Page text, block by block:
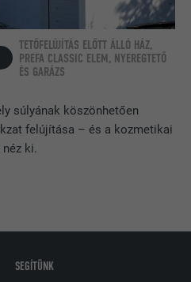
súlyának köszönhetően
felújítása – és a kozmetikai
ki.
TETŐFELÚJÍTÁS ELŐTT ÁLLÓ HÁZ,
PREFA CLASSIC ELEM, NYEREGTETŐ
ÉS GARÁZS
SEGÍTÜNK
közösségi hálózati